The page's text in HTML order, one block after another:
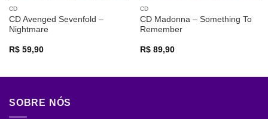
CD
CD Avenged Sevenfold –
Nightmare
R$59,90
CD
CD Madonna – Something To
Remember
R$89,90
SOBRE NÓS